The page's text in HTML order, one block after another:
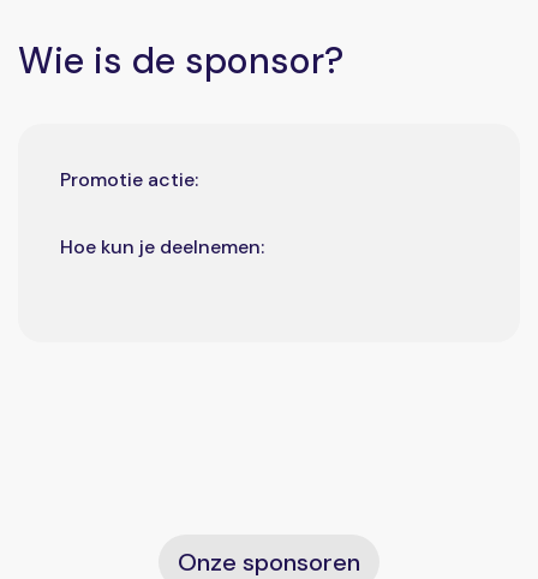
Wie is de sponsor?
Promotie actie:
Hoe kun je deelnemen:
Onze sponsoren